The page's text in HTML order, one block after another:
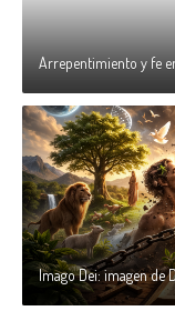
Arrepentimiento y fe
Imago Dei: imagen de